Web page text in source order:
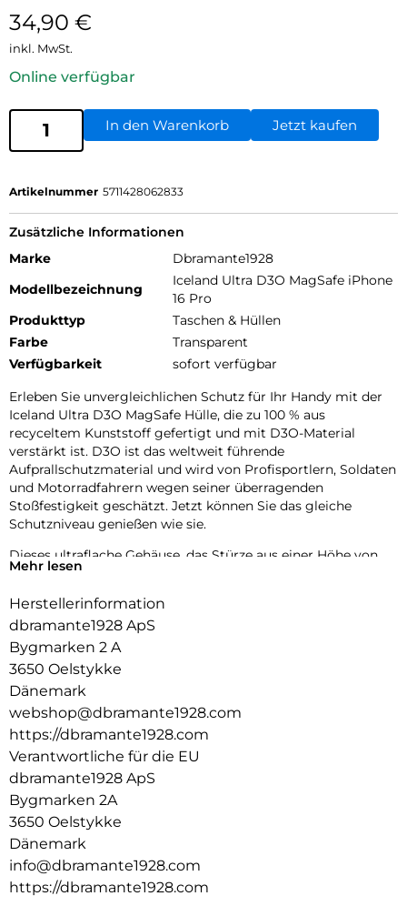
34,90 €
inkl. MwSt.
Online verfügbar
In den Warenkorb Jetzt kaufen
Artikelnummer 5711428062833
Zusätzliche Informationen
Marke
Dbramante1928
Modellbezeichnung
Iceland Ultra D3O MagSafe iPhone
16 Pro
Produkttyp
Taschen & Hüllen
Farbe
Transparent
Verfügbarkeit
sofort verfügbar
Erleben Sie unvergleichlichen Schutz für Ihr Handy mit der
Iceland Ultra D3O MagSafe Hülle, die zu 100 % aus
recyceltem Kunststoff gefertigt und mit D3O-Material
verstärkt ist. D3O ist das weltweit führende
Aufprallschutzmaterial und wird von Profisportlern, Soldaten
und Motorradfahrern wegen seiner überragenden
Stoßfestigkeit geschätzt. Jetzt können Sie das gleiche
Schutzniveau genießen wie sie.
Dieses ultraflache Gehäuse, das Stürze aus einer Höhe von
bis zu 4 Metern übersteht, bietet maximalen Schutz ohne
für müheloses kabelloses Aufladen und macht Ihr Erlebnis
nahtlos und bequem. Wählen Sie Iceland Ultra D3O MagSafe
für den dünnsten und fortschrittlichsten Schutz Ihres
Telefons.
Mehr lesen
Herstellerinformation
dbramante1928 ApS
Bygmarken 2 A
3650 Oelstykke
Dänemark
webshop@dbramante1928.com
https://dbramante1928.com
Verantwortliche für die EU
dbramante1928 ApS
Bygmarken 2A
3650 Oelstykke
Dänemark
info@dbramante1928.com
https://dbramante1928.com